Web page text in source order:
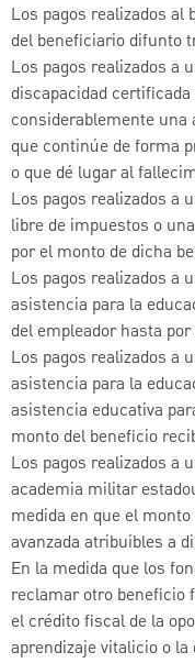
Los pagos realizados
del beneficiario difunto
Los pagos realizados a
discapacidad
considerablemente una
que continúe de forma
o que dé lugar al
Los pagos realizados a
libre de impuestos o
por el monto de dicha
Los pagos realizados a
asistencia para la
del empleador hasta
Los pagos realizados a
asistencia para la
asistencia educativa
monto del beneficio
Los pagos realizados a
academia militar
medida en que el
avanzada atribuibles a
En la medida que los
reclamar otro beneficio
el crédito fiscal de la
aprendizaje vitalicio o